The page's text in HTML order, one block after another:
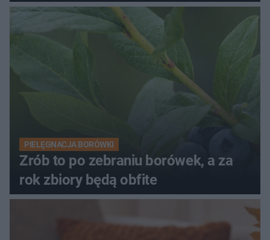
PIELĘGNACJA BORÓWKI
Zrób to po zebraniu borówek, a za
rok zbiory będą obfite